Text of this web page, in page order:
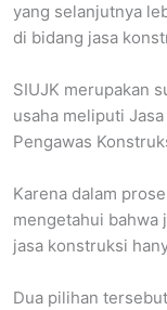
yang selanjutnya
di bidang jasa
SIUJK merupakan
usaha meliputi
Pengawas
Karena dalam
mengetahui bahwa
jasa konstruksi
Dua pilihan